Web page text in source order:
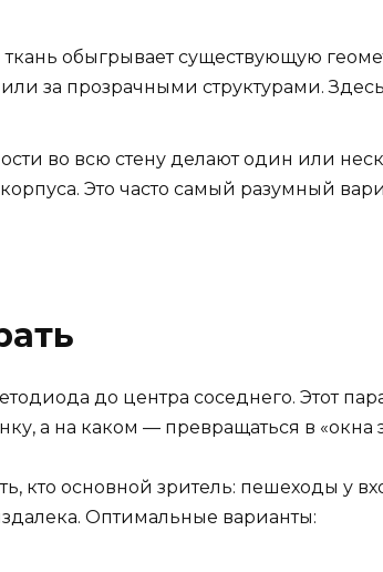
ткань обыгрывает существующую
за прозрачными структурами.
во всю стену делают один или
Это часто самый разумный
до центра соседнего. Этот
а на каком — превращаться в «окна
кто основной зритель: пешеходы у
Оптимальные варианты: